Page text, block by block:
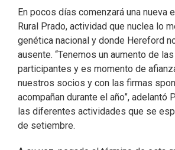
En pocos días comenzará una nueva
Rural Prado, actividad que nuclea lo
genética nacional y donde Hereford
ausente. “Tenemos un aumento de
participantes y es momento de
nuestros socios y con las firmas
acompañan durante el año”, adelantó
las diferentes actividades que se
de setiembre.